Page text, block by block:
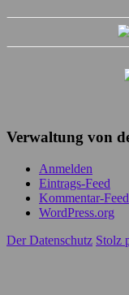
Verwaltung von
Anmelden
Eintrags-Feed
Kommentar-Feed
WordPress.org
Der Datenschutz Stolz